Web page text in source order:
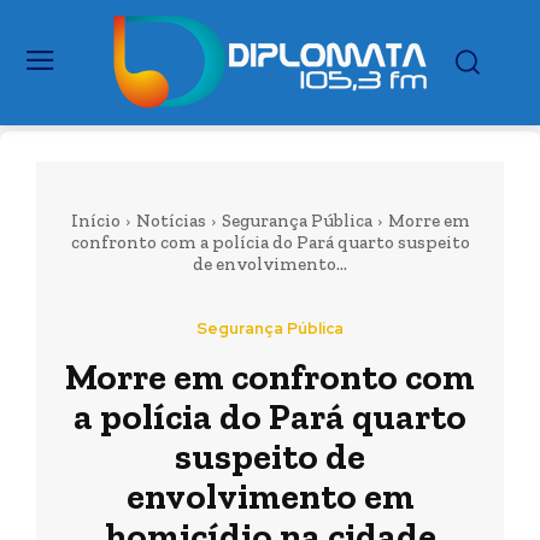
Início Notícias Segurança Pública
Morre em
confronto com a polícia do Pará quarto suspeito
de envolvimento...
Segurança Pública
Morre em confronto com
a polícia do Pará quarto
suspeito de
envolvimento em